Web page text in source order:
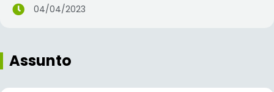
04/04/2023
Assunto